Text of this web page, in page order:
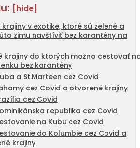
[hide]
v exotike, ktoré sú zelené a
zimu navštíviť bez karantény na
krajiny do ktorých možno cestovať
bez karantény
a St.Marteen cez Covid
cez Covid a otvorené krajiny
cez Covid
republika cez Covid
na Kubu cez Covid
do Kolumbie cez Covid a
krajiny